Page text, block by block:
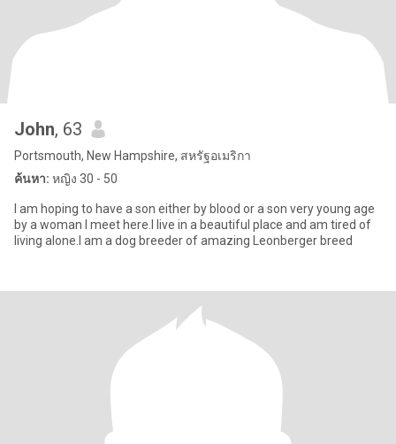
John, 63
Portsmouth, New Hampshire, สหรัฐอเมริกา
ค้นหา: หญิง 30 - 50
I am hoping to have a son either by blood or a son very young age
by a woman I meet here.I live in a beautiful place and am tired of
living alone.I am a dog breeder of amazing Leonberger breed